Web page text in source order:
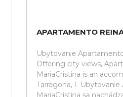
APARTAMENTO
Ubytovanie
Offering city views,
MariaCristina is an
Tarragona, 1.
MariaCristina sa